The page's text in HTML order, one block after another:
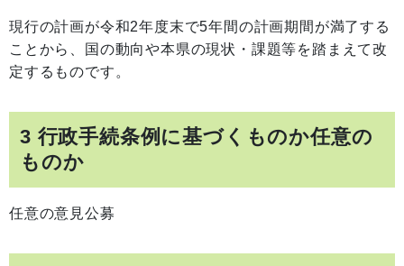
現行の計画が令和2年度末で5年間の計画期間が満了する
ことから、国の動向や本県の現状・課題等を踏まえて改
定するものです。
3 行政手続条例に基づくものか任意の
ものか
任意の意見公募